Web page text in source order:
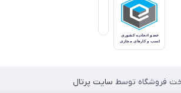
فروشگاه توسط سایت پرتال